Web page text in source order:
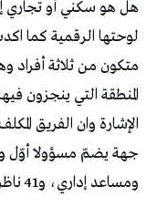
هل هو سكني أو تجاري
لوحتها الرقمية كما
متكون من ثلاثة أفراد
المنطقة التي ينجزون
الإشارة وان الفريق
ومساعد إداري، و41 ناظرا من الأعوان العرضيين.